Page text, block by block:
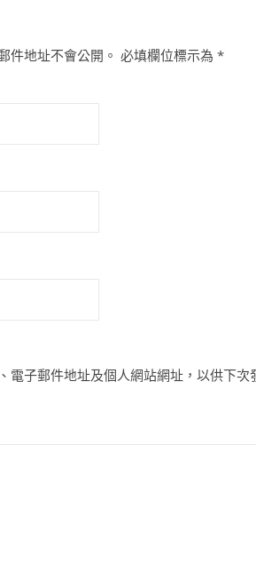
件地址不會公開。 必填欄位標示為 *
電子郵件地址及個人網站網址，以供下次